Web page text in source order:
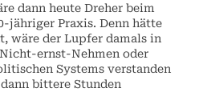
dann heute Dreher beim
jähriger Praxis. Denn hätte
wäre der Lupfer damals in
ernst-Nehmen oder
Systems verstanden
bittere Stunden